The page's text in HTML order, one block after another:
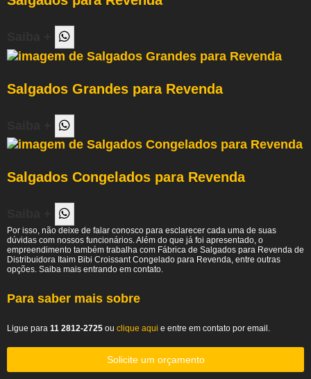
Salgados Grandes para Revenda
Salgados Congelados para Revenda
Por isso, não deixe de falar conosco para esclarecer cada uma de suas
dúvidas com nossos funcionários. Além do que já foi apresentado, o
empreendimento também trabalha com Fábrica de Salgados para Revenda de
Distribuidora Itaim Bibi Croissant Congelado para Revenda, entre outras
opções. Saiba mais entrando em contato.
Para saber mais sobre
Ligue para 11 2812-2725 ou clique aqui e entre em contato por email.
Solicite um orçamento